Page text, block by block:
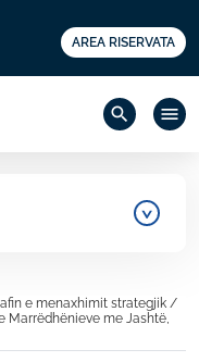
AREA RISERVATA
search menu
e menaxhimit strategjik /
Marrëdhënieve me Jashtë,